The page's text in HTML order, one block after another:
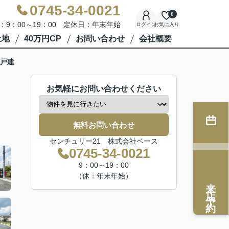
0745-34-0021
9：00～19：00 定休日：年末年始 ログインお気に入り
0
40万円CP お問い合わせ 会社概要
建
お気軽にお問い合わせください
無料お問い合わせ
センチュリー21 株式会社ベース
0745-34-0021
9：00～19：00
（休：年末年始）
来店予約